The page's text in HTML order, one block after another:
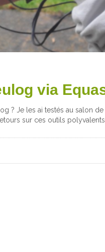
via
? Je les ai testés au salon
sur ces outils polyvalents